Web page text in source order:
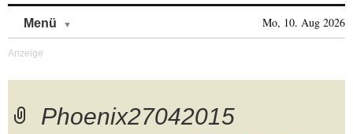
Menü Mo, 10. Aug 2026
Phoenix27042015